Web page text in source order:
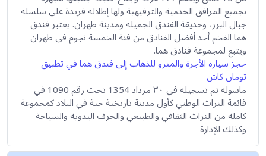
بجميع المرافق الخدمية والترفيهية ولها إطلالة فريدة على سلسلة
جبال البرز، وحديقة الفندق الجميلة ومدينة طهران. يعتبر فندق
هما الفخم أحد أفضل الفنادق من فئة الخمسة نجوم في طهران
ويتبع لمجموعة فنادق هما.
حجز سيارة الأجرة والمترو للذهاب إلى فندق هما في تطبيق
تومان كاش
ماسوله تم تسجيله في ۳۰ مرداد 1354 تحت رقم 1090 في
قائمة التراث الوطني كأول مدينة تاريخية حية في البلاد كمجموعة
كاملة من التراث الثقافي والطبيعي والحرف اليدوية والسياحة
وكذلك الإدارة